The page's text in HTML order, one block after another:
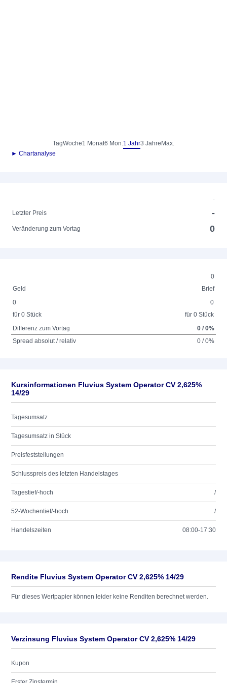
TagWoche1 Monat6 Mon.1 Jahr3 Jahre Max.
► Chartanalyse
-
Letzter Preis
-
Veränderung zum Vortag 0
0
Geld
Brief
0
für 0 Stück
0
für 0 Stück
Differenz zum Vortag
0 / 0%
Spread absolut / relativ
0 / 0%
Kursinformationen Fluvius System Operator CV 2,625%
14/29
Tagesumsatz
Tagesumsatz in Stück
Preisfeststellungen
Schlusspreis des letzten Handelstages
Tagestief/-hoch /
52-Wochentief/-hoch /
Handelszeiten 08:00-17:30
Rendite Fluvius System Operator CV 2,625% 14/29
Für dieses Wertpapier können leider keine Renditen berechnet werden.
Verzinsung Fluvius System Operator CV 2,625% 14/29
Kupon